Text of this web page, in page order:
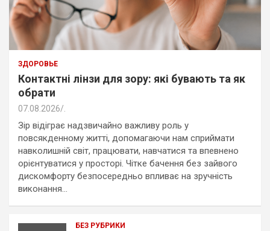
ЗДОРОВЬЕ
Контактні лінзи для зору: які бувають та як
обрати
07.08.2026
Зір відіграє надзвичайно важливу роль у
повсякденному житті, допомагаючи нам сприймати
навколишній світ, працювати, навчатися та впевнено
орієнтуватися у просторі. Чітке бачення без зайвого
дискомфорту безпосередньо впливає на зручність
виконання…
БЕЗ РУБРИКИ